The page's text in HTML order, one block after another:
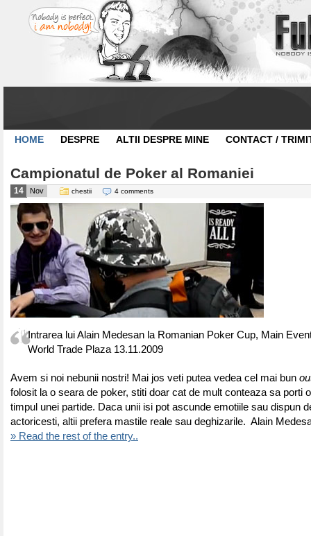
HOME DESPRE ALTII DESPRE MINE CONTACT /
Campionatul de Poker al Romaniei
14 Nov chestii 4 comments
Intrarea lui Alain Medesan la Romanian Poker Cup, Main
World Trade Plaza 13.11.2009
Avem si noi nebunii nostri! Mai jos veti putea vedea cel mai bun
folosit la o seara de poker, stiti doar cat de mult conteaza sa porti
timpul unei partide. Daca unii isi pot ascunde emotiile sau dispun
actoricesti, altii prefera mastile reale sau deghizarile. Alain
» Read the rest of the entry..